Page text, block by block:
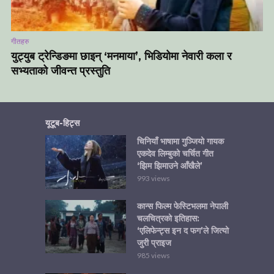
गीतहरु
युट्युब ट्रेन्डिङमा छाइन् ‘मनमाया’, भिडियोमा नेवारी कला र
सभ्यताको जीवन्त प्रस्तुति
यूटूब-हिट्स
चिनियाँ भाषामा गुञ्जियो गायक
एकदेव लिम्बुको चर्चित गीत
‘झिम झिमाउने आँखैले’
993 views
कान्स फिल्म फेस्टिभलमा नेपाली
चलचित्रको इतिहास:
‘एलिफेन्ट्स इन द फग’ले जित्यो
जुरी प्राइज
985 views